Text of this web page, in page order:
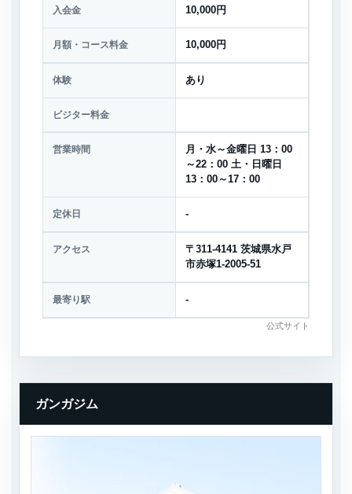
入会金 10,000円
月額・コース料金 10,000円
体験 あり
ビジター料金
営業時間
月・水～金曜日 13：00
～22：00 土・日曜日
13：00～17：00
定休日 -
アクセス
〒311-4141 茨城県水戸
市赤塚1-2005-51
最寄り駅 -
公式サイト
ガンガジム